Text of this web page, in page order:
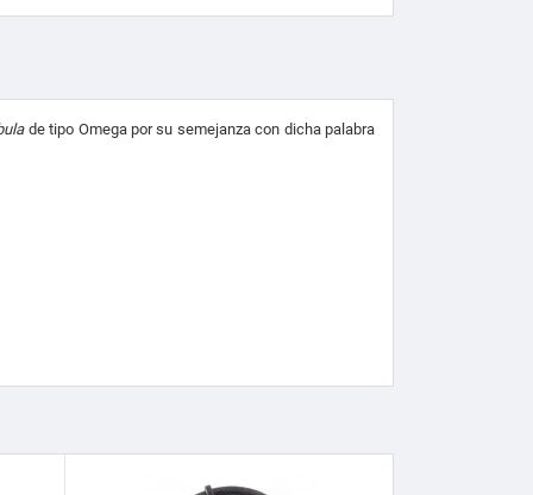
de tipo Omega por su semejanza con dicha palabra